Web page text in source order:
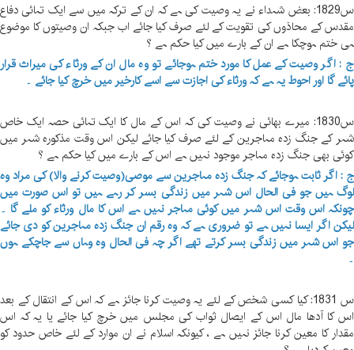
س1829: بعض شہداء نے یہ وصیت کی ہے کہ ان کے ترکہ میں سے ایک تہائی دفاع
مقدس کے محاذوں کی تقویت کے لئے صرف کیا جائے اب جبکہ ان وصیتوں کا موضوع
ہی ختم ہوچکا ہے ان کے بارے میں کیا حکم ہے ؟
ج : اگر وصیت کے عمل کا مورد ختم ہوجائے تو وہ مال ان کے ورثاء کی میراث قرار
پائے گا اور احوط یہ ہے کہ ورثاء کی اجازت سے اسے کارخیر میں خرچ کیا جائے ۔
س1830: میرے بھائی نے وصیت کی کہ اس کے مال کا ایک تہائی حصہ ایک خاص
شہر کے جنگ زدہ مہاجرین کے لئے صرف کیا جائے لیکن اس وقت مذکورہ شہر میں
کوئی بھی جنگ زدہ مہاجر موجود نہیں ہے اس کے بارے میں کیا حکم ہے ؟
ج : اگر ثابت ہوجائے کہ جنگ زدہ مہاجرین سے موصی(وصیت کرنے والا) کی مراد وہ
لوگ ہیں جو فی الحال اس شہر میں زندگی بسر کر رہے ہیں تو اس صورت میں
چونکہ اس وقت اس شہر میں کوئی مہاجر نہیں ہے اس کا مال ورثاء کو ملے گا ۔
لیکن اگر ایسا نہیں ہے تو ضروری ہے کہ وہ رقم ان جنگ زدہ مہاجرین کو دی جائے
جو اس شہر میں زندگی بسر کرتے تھے اگر چہ فی الحال وہ وہاں سے جاچکے ہوں
۔
س 1831: کیا کسی شخص کے لئے یہ وصیت کرنا جائز ہے کہ اس کے انتقال کے بعد
اس کا آدھا مال اس کے ایصال ثواب کی مجلس میں خرچ کیا جائے یا یہ کہ اس
مقدار کا معین کرنا جائز نہیں ہے ، کیونکہ اسلام نے ان موارد کے لئے خاص حدود کو